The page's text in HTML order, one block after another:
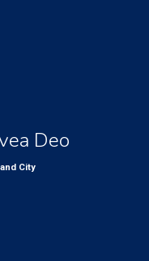
Deo
City